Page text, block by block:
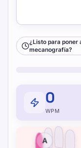
¿Listo para poner
mecanografía?
0
WPM
A